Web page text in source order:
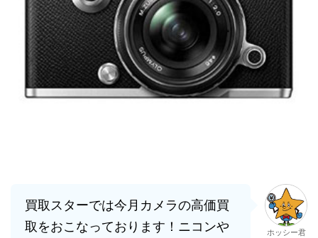
買取スターでは今月カメラの高価買
取をおこなっております！ニコンや
ホッシー君